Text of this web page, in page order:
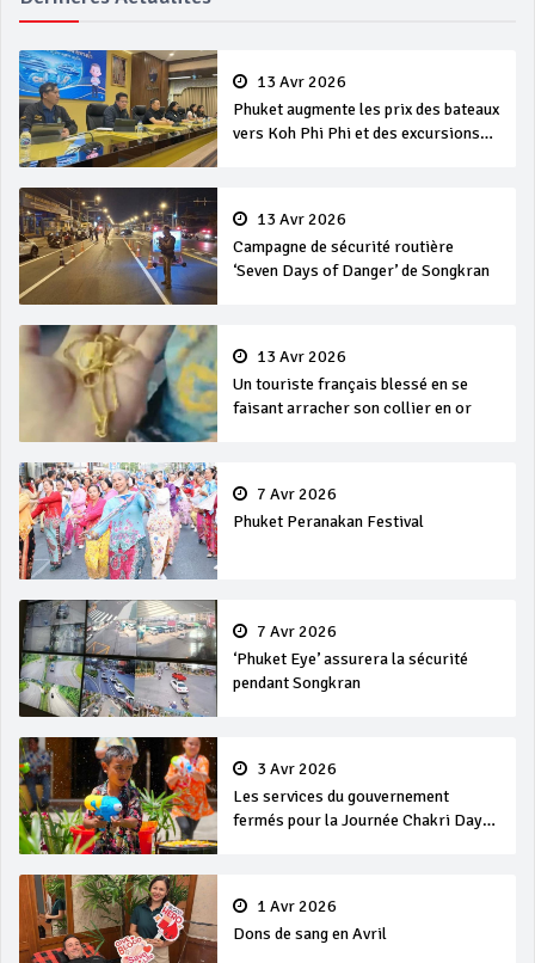
13 Avr 2026
Phuket augmente les prix des bateaux
vers Koh Phi Phi et des excursions
13 Avr 2026
Campagne de sécurité routière
‘Seven Days of Danger’ de Songkran
13 Avr 2026
Un touriste français blessé en se
faisant arracher son collier en or
7 Avr 2026
Phuket Peranakan Festival
7 Avr 2026
‘Phuket Eye’ assurera la sécurité
pendant Songkran
3 Avr 2026
Les services du gouvernement
fermés pour la Journée Chakri Day
1 Avr 2026
Dons de sang en Avril